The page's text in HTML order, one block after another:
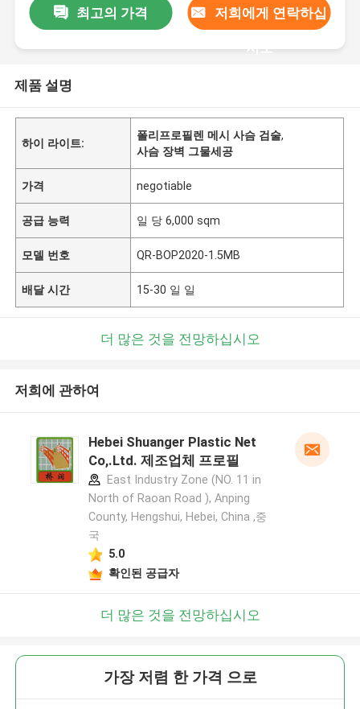
최고의 가격 저희에게 연락하십
시오
제품 설명
하이 라이트:
폴리프로필렌 메시 사슴 검술,
사슴 장벽 그물세공
가격 negotiable
공급 능력 일 당 6,000 sqm
모델 번호 QR-BOP2020-1.5MB
배달 시간 15-30 일 일
더 많은 것을 전망하십시오
저희에 관하여
Hebei Shuanger Plastic Net
Co,.Ltd. 제조업체 프로필
East Industry Zone (NO. 11 in
North of Raoan Road ), Anping
County, Hengshui, Hebei, China ,중
국
5.0
확인된 공급자
더 많은 것을 전망하십시오
가장 저렴 한 가격 으로